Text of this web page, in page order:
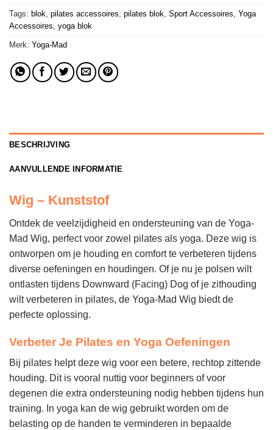
Tags: blok pilates accessoires pilates blok Sport Accessoires Yoga
Accessoires yoga blok
Merk: Yoga-Mad
BESCHRIJVING
AANVULLENDE INFORMATIE
Wig – Kunststof
Ontdek de veelzijdigheid en ondersteuning van de Yoga-
Mad Wig, perfect voor zowel pilates als yoga. Deze wig is
ontworpen om je houding en comfort te verbeteren tijdens
diverse oefeningen en houdingen. Of je nu je polsen wilt
ontlasten tijdens Downward (Facing) Dog of je zithouding
wilt verbeteren in pilates, de Yoga-Mad Wig biedt de
perfecte oplossing.
Verbeter Je Pilates en Yoga Oefeningen
Bij pilates helpt deze wig voor een betere, rechtop zittende
houding. Dit is vooral nuttig voor beginners of voor
degenen die extra ondersteuning nodig hebben tijdens hun
training. In yoga kan de wig gebruikt worden om de
belasting op de handen te verminderen in bepaalde